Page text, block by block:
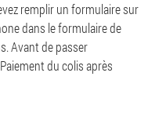
remplir un formulaire sur
dans le formulaire de
Avant de passer
du colis après